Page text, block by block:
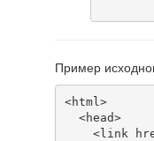
Пример
<html>
<link